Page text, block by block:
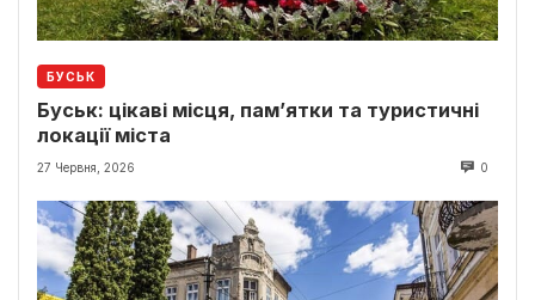
БУСЬК
Буськ: цікаві місця, пам’ятки та туристичні
локації міста
27 Червня, 2026 0